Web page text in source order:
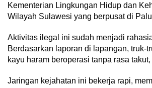
Kementerian Lingkungan Hidup dan
Wilayah Sulawesi yang berpusat di
Aktivitas ilegal ini sudah menjadi
Berdasarkan laporan di lapangan, truk-
kayu haram beroperasi tanpa rasa
Jaringan kejahatan ini bekerja rapi,